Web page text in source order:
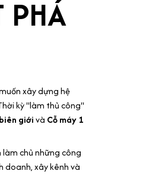
PHÁ
xây dựng hệ
kỳ "làm thủ công"
giớivà Cỗ máy 1
chủ những công
doanh, xây kênh và